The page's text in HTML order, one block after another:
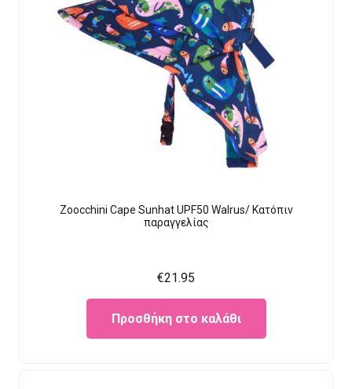
Zoocchini Cape Sunhat UPF50 Walrus/ Κατόπιν
παραγγελίας
€21.95
Προσθήκη στο καλάθι